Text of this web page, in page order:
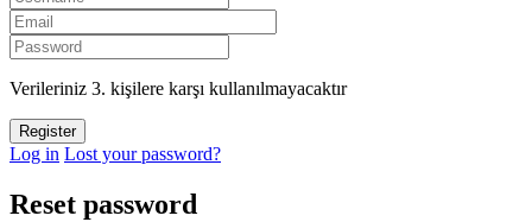
Verileriniz 3. kişilere karşı kullanılmayacaktır
Log in Lost your password?
Reset password